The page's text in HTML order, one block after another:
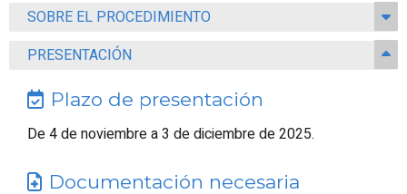
SOBRE EL PROCEDIMIENTO
PRESENTACIÓN
Plazo de presentación
De 4 de noviembre a 3 de diciembre de 2025.
Documentación necesaria